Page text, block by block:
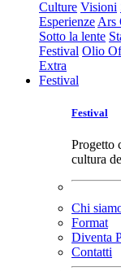
Culture Visioni
Esperienze Ars
Sotto la lente
Festival Olio
Extra
Festival
Festival
Progetto
cultura
Chi
Format
Diventa
Contatti